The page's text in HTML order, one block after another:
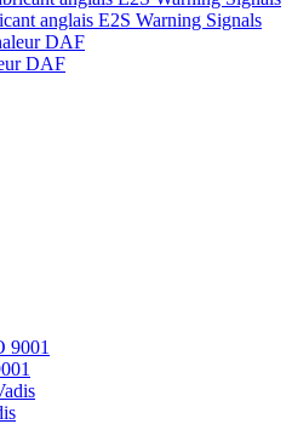
anglais E2S Warning Signals
DAF